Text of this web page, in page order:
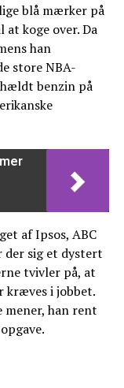
blå mærker på
koge over. Da
han
store NBA-
benzin på
af Ipsos, ABC
der sig et dystert
tvivler på, at
kræves i jobbet.
mener, han rent